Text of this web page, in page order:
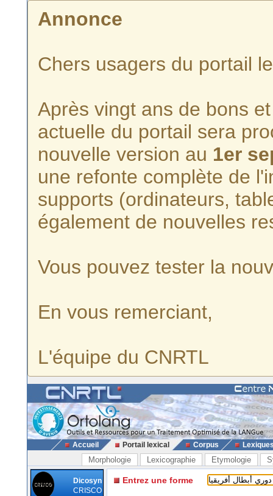
Annonce
Chers usagers du portail
Après vingt ans de bons
actuelle du portail sera
nouvelle version au 1er
une refonte complète de
supports (ordinateurs,
également de nouvelles
Vous pouvez tester la
En vous remerciant,
L'équipe du CNRTL
Accueil Portail lexical Corpus
Morphologie Lexicographie Etymologie
Dicosyn
CRISCO
Entrez une forme